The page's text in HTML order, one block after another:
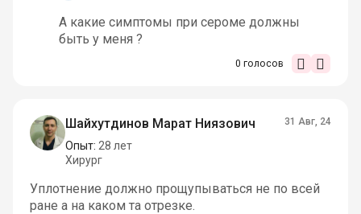
А какие симптомы при сероме должны
быть у меня ?
0 голосов
Шайхутдинов Марат Ниязович
Опыт: 28 лет
Хирург
31 Авг, 24
Уплотнение должно прощупываться не по всей
ране а на каком та отрезке.